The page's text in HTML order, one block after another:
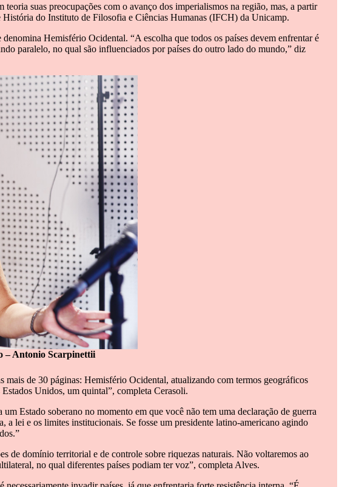
suas preocupações com o avanço dos imperialismos na região, mas, a partir
História do Instituto de Filosofia e Ciências Humanas (IFCH) da Unicamp.
Hemisfério Ocidental. “A escolha que todos os países devem enfrentar é
paralelo, no qual são influenciados por países do outro lado do mundo,” diz
– Antonio Scarpinettii
de 30 páginas: Hemisfério Ocidental, atualizando com termos geográficos
Unidos, um quintal”, completa Cerasoli.
Estado soberano no momento em que você não tem uma declaração de guerra
lei e os limites institucionais. Se fosse um presidente latino-americano agindo
de domínio territorial e de controle sobre riquezas naturais. Não voltaremos ao
no qual diferentes países podiam ter voz”, completa Alves.